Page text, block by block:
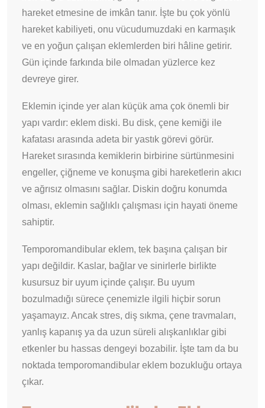
hareket etmesine de imkân tanır. İşte bu çok yönlü
hareket kabiliyeti, onu vücudumuzdaki en karmaşık
ve en yoğun çalışan eklemlerden biri hâline getirir.
Gün içinde farkında bile olmadan yüzlerce kez
devreye girer.
Eklemin içinde yer alan küçük ama çok önemli bir
yapı vardır: eklem diski. Bu disk, çene kemiği ile
kafatası arasında adeta bir yastık görevi görür.
Hareket sırasında kemiklerin birbirine sürtünmesini
engeller, çiğneme ve konuşma gibi hareketlerin akıcı
ve ağrısız olmasını sağlar. Diskin doğru konumda
olması, eklemin sağlıklı çalışması için hayati öneme
sahiptir.
Temporomandibular eklem, tek başına çalışan bir
yapı değildir. Kaslar, bağlar ve sinirlerle birlikte
kusursuz bir uyum içinde çalışır. Bu uyum
bozulmadığı sürece çenemizle ilgili hiçbir sorun
yaşamayız. Ancak stres, diş sıkma, çene travmaları,
yanlış kapanış ya da uzun süreli alışkanlıklar gibi
etkenler bu hassas dengeyi bozabilir. İşte tam da bu
noktada temporomandibular eklem bozukluğu ortaya
çıkar.